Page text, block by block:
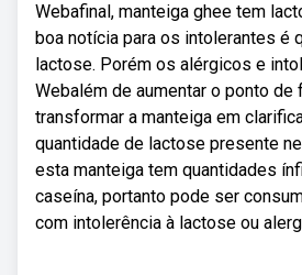
Webafinal, manteiga ghee tem
boa notícia para os intolerantes é
lactose. Porém os alérgicos e
Webalém de aumentar o ponto de
transformar a manteiga em
quantidade de lactose presente
esta manteiga tem quantidades
caseína, portanto pode ser
com intolerência à lactose ou